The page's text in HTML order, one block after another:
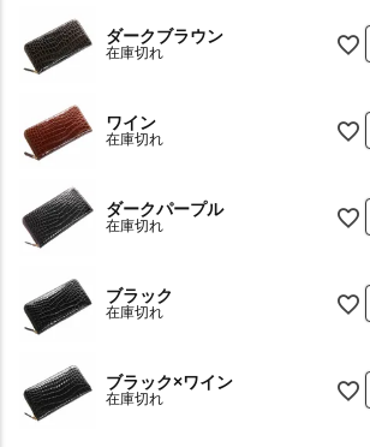
ダークブラウン
在庫切れ
ワイン
在庫切れ
ダークパープル
在庫切れ
ブラック
在庫切れ
ブラック×ワイン
在庫切れ